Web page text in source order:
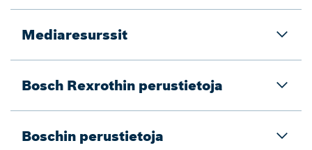
Mediaresurssit
Bosch Rexrothin perustietoja
Boschin perustietoja